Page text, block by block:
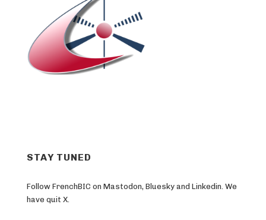
STAY TUNED
Follow FrenchBIC on Mastodon, Bluesky and Linkedin. We
have quit X.